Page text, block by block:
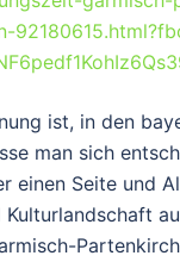
ist, in den
man sich
einen Seite und